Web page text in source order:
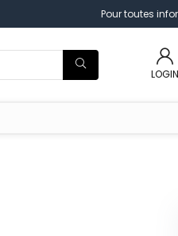
Pour toutes
LOGIN